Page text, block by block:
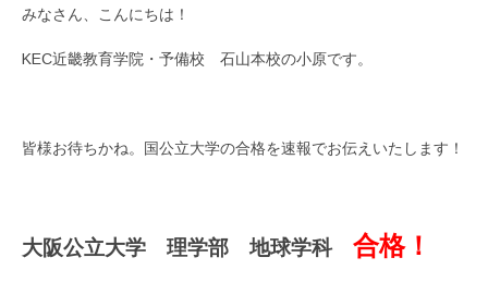
みなさん、こんにちは！
KEC近畿教育学院・予備校 石山本校の小原です。
皆様お待ちかね。国公立大学の合格を速報でお伝えいたします！
大阪公立大学 理学部 地球学科 合格！